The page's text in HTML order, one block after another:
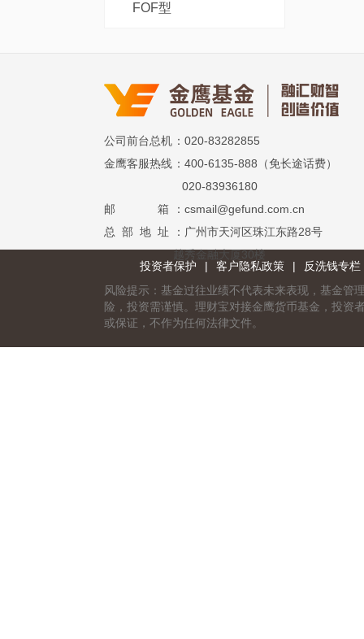
FOF型
公司前台总机 ：020-83282855
金鹰客服热线 ：400-6135-888（免长途话费）
020-83936180
邮 箱
：csmail@gefund.com.cn
总 部 地 址
：广州市天河区珠江东路28号
越秀金融大厦30楼
投资者保护
| 客户隐私政策 |
反洗钱专栏
风险提示：基金过往业绩不代表未来表现，基金管
险，投资需谨慎。理财宝对接金鹰货币基金，投资
或保证，不作为任何法律文件。